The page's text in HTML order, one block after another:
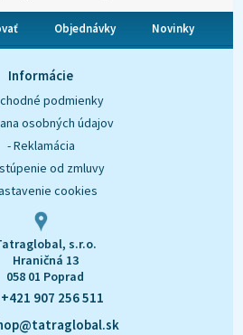
Objednávky Novinky
Informácie
podmienky
osobných údajov
- Reklamácia
od zmluvy
cookies
s.r.o.
Hraničná 13
058 01 Poprad
+421 907 256 511